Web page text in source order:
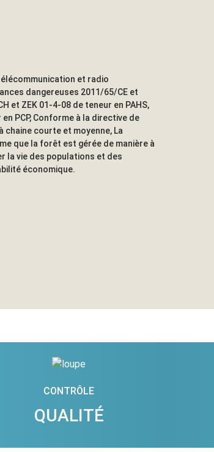
et radio
dangereuses 2011/65/CE et
et ZEK 01-4-08 de teneur en PAHS,
PCP, Conforme à la directive de
chaine courte et moyenne, La
que la forêt est gérée de manière à
la vie des populations et des
économique.
CONTRÔLE
QUALITÉ